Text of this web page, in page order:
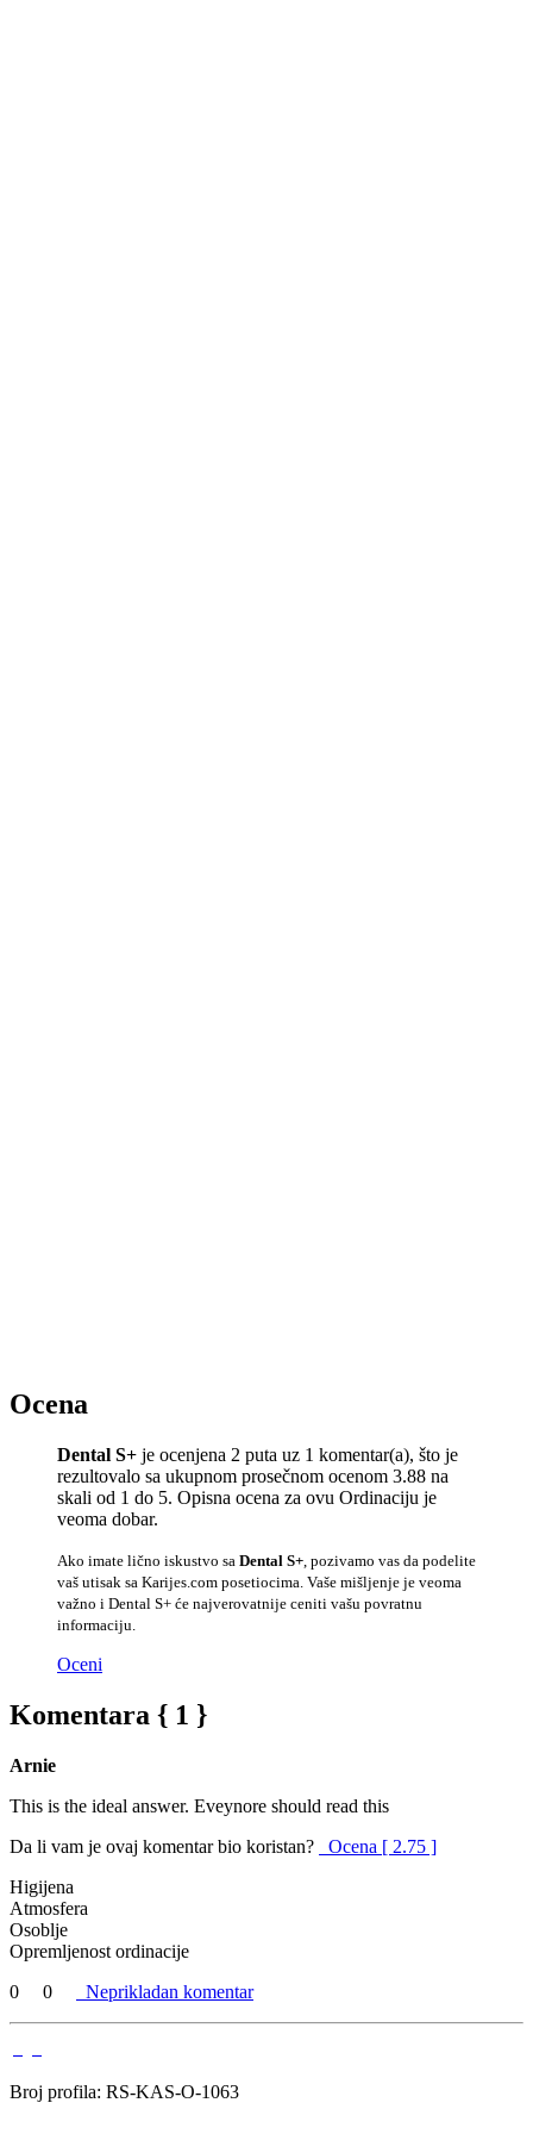
Ocena
Dental S+ je ocenjena 2 puta uz 1 komentar(a), što je
rezultovalo sa ukupnom prosečnom ocenom 3.88 na
skali od 1 do 5. Opisna ocena za ovu Ordinaciju je
veoma dobar.
Ako imate lično iskustvo sa Dental S+ , pozivamo vas da podelite
vaš utisak sa Karijes.com posetiocima. Vaše mišljenje je veoma
važno i Dental S+ će najverovatnije ceniti vašu povratnu
informaciju.
Oceni
Komentara { 1 }
Arnie
This is the ideal answer. Eveynore should read this
Da li vam je ovaj komentar bio koristan?
Ocena [ 2.75 ]
Higijena
Atmosfera
Osoblje
Opremljenost ordinacije
0
0 Neprikladan komentar
Broj profila: RS-KAS-O-1063